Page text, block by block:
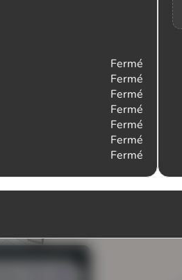
Fermé
Fermé
Fermé
Fermé
Fermé
Fermé
Fermé